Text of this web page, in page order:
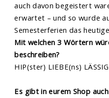
auch davon begeistert
erwartet – und so wurde
Semesterferien das
Mit welchen 3 Wörtern
beschreiben?
HIP(ster) LIEBE(ns) LÄSSIG
Es gibt in eurem Shop